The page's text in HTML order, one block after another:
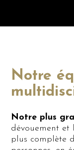
Notre
Notre plus
dévouement
plus complète